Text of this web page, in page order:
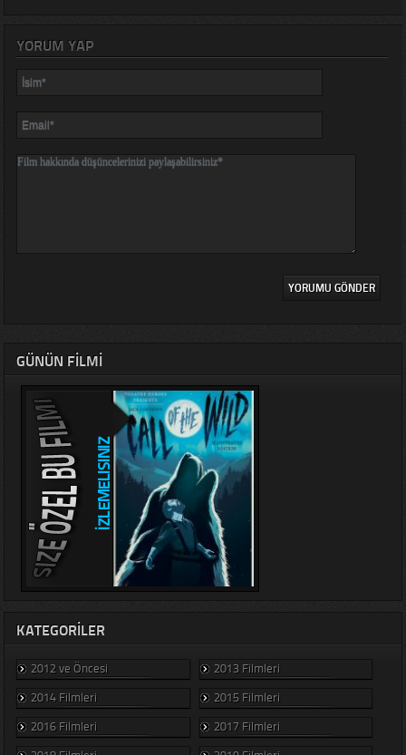
YORUM YAP
GÜNÜN FILMI
KATEGORILER
2012 ve Öncesi
2013 Filmleri
2014 Filmleri
2015 Filmleri
2016 Filmleri
2017 Filmleri